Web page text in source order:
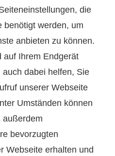
die
benötigt werden, um
anbieten zu können.
auf Ihrem Endgerät
dabei helfen, Sie
unserer Webseite
Umständen können
außerdem
bevorzugten
Webseite erhalten und